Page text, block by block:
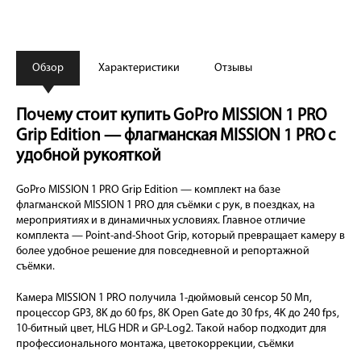
Обзор Характеристики Отзывы
Почему стоит купить GoPro MISSION 1 PRO
Grip Edition — флагманская MISSION 1 PRO с
удобной рукояткой
GoPro MISSION 1 PRO Grip Edition — комплект на базе
флагманской MISSION 1 PRO для съёмки с рук, в поездках, на
мероприятиях и в динамичных условиях. Главное отличие
комплекта — Point-and-Shoot Grip, который превращает камеру в
более удобное решение для повседневной и репортажной
съёмки.
Камера MISSION 1 PRO получила 1-дюймовый сенсор 50 Мп,
процессор GP3, 8K до 60 fps, 8K Open Gate до 30 fps, 4K до 240 fps,
10-битный цвет, HLG HDR и GP-Log2. Такой набор подходит для
профессионального монтажа, цветокоррекции, съёмки